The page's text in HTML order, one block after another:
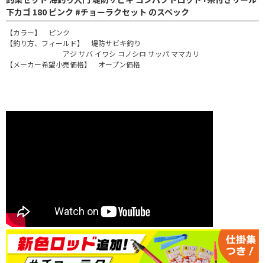
下カゴ 180 ピンク #チョーラクセット のスペック
【カラー】 ピンク
【釣り方、フィールド】 堤防サビキ釣り
アジ サバ イワシ コノシロ サッパ ママカリ
【メーカー希望小売価格】 オープン価格